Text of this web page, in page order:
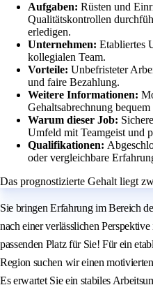
Aufgaben: Rüsten und
Qualitätskontrollen
erledigen.
Unternehmen: Etabliertes
kollegialen Team.
Vorteile: Unbefristeter
und faire Bezahlung.
Weitere Informationen:
Gehaltsabrechnung
Warum dieser Job:
Umfeld mit Teamgeist und
Qualifikationen:
oder vergleichbare
Das prognostizierte Gehalt liegt
Sie bringen Erfahrung im Bereich
nach einer verlässlichen
passenden Platz für Sie! Für ein
Region suchen wir einen
Es erwartet Sie ein stabiles